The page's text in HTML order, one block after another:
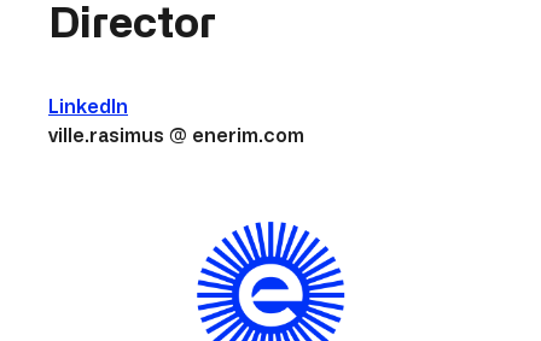
Director
LinkedIn
ville.rasimus @ enerim.com